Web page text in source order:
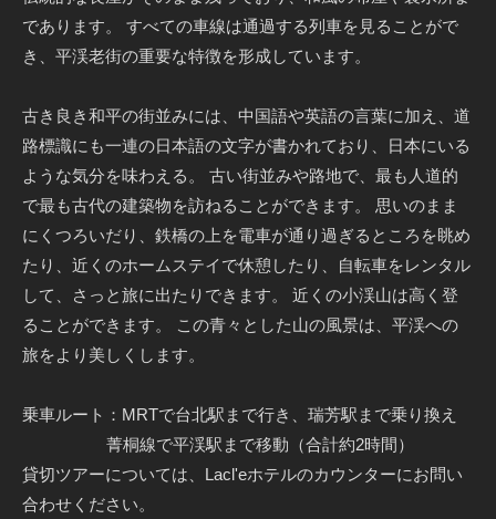
であります。 すべての車線は通過する列車を見ることがで
き、平渓老街の重要な特徴を形成しています。
古き良き和平の街並みには、中国語や英語の言葉に加え、道
路標識にも一連の日本語の文字が書かれており、日本にいる
ような気分を味わえる。 古い街並みや路地で、最も人道的
で最も古代の建築物を訪ねることができます。 思いのまま
にくつろいだり、鉄橋の上を電車が通り過ぎるところを眺め
たり、近くのホームステイで休憩したり、自転車をレンタル
して、さっと旅に出たりできます。 近くの小渓山は高く登
ることができます。 この青々とした山の風景は、平渓への
旅をより美しくします。
乗車ルート：MRTで台北駅まで行き、瑞芳駅まで乗り換え
菁桐線で平渓駅まで移動（合計約2時間）
貸切ツアーについては、Lacl'eホテルのカウンターにお問い
合わせください。